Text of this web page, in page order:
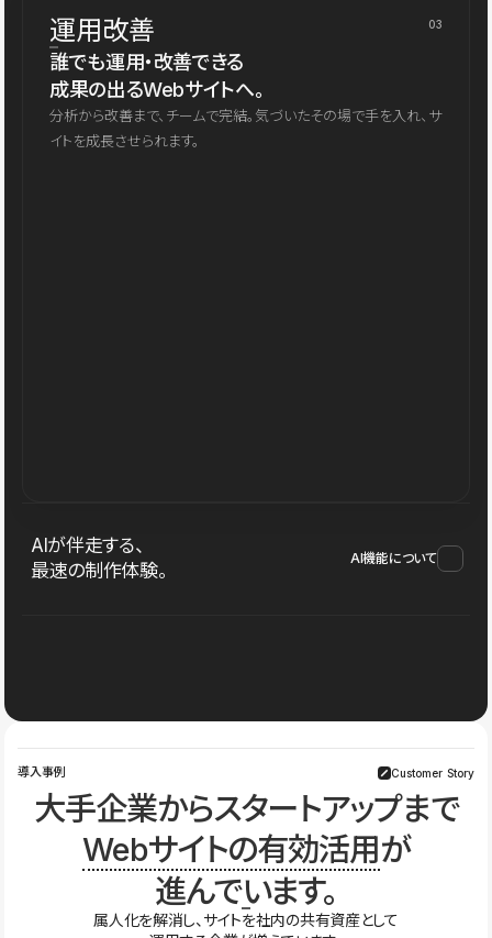
運用改善 03
誰でも運用・改善できる
成果の出るWebサイトへ。
分析から改善まで、チームで完結。気づいたその場で手を入れ、サ
イトを成長させられます。
AIが伴走する、
最速の制作体験。
AI機能について
導入事例 Customer Story
大手企業からスタートアップまで
Webサイトの有効活用が
進んでいます。
属人化を解消し、サイトを社内の共有資産として